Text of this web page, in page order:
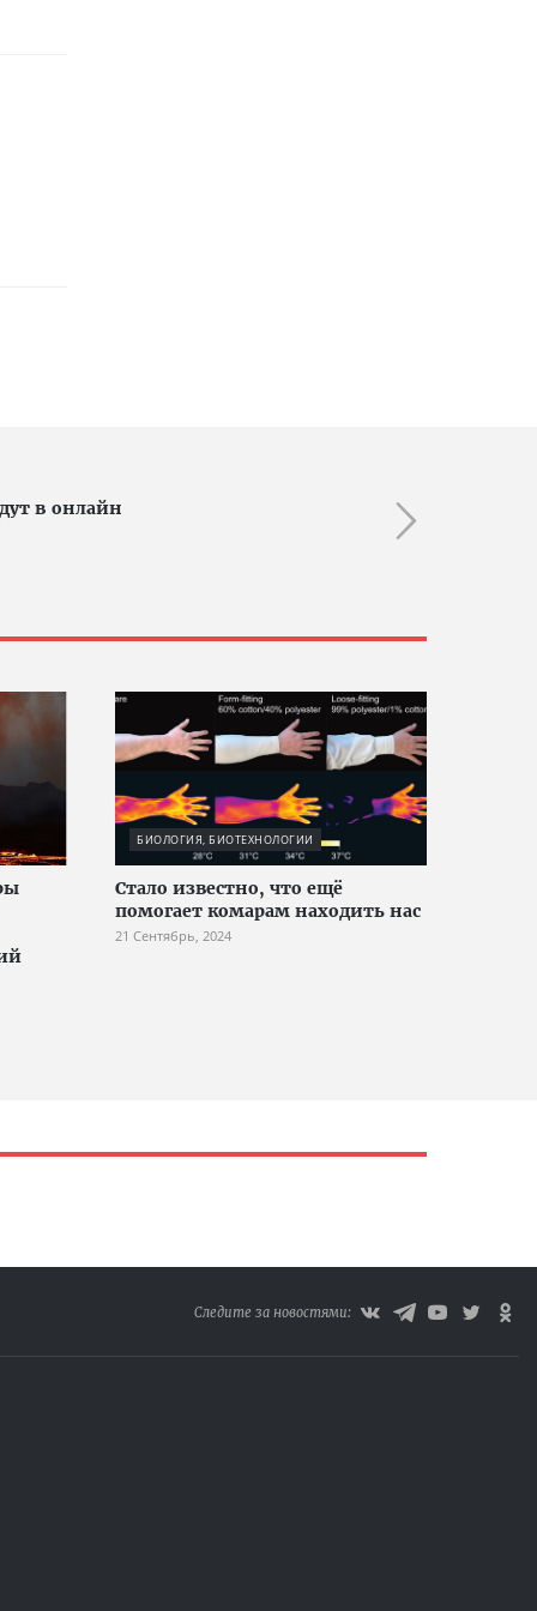
в онлайн
БИОЛОГИЯ, БИОТЕХНОЛОГИИ
Стало известно, что ещё
помогает комарам находить нас
21 Сентябрь, 2024
Следите за новостями: